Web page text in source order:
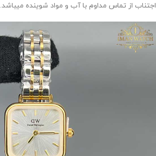
اجتناب از تماس مداوم با آب و مواد شوینده میباشد.